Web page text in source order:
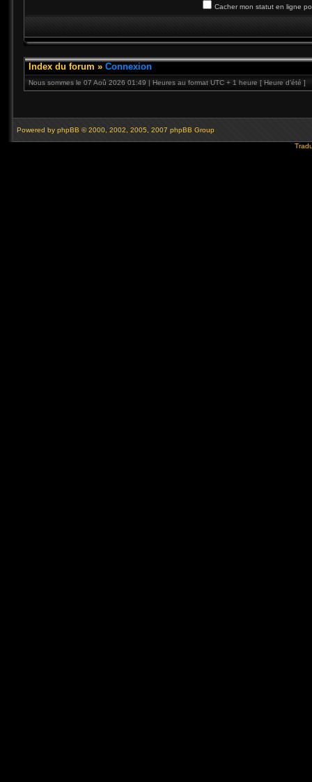
Cacher mon statut en ligne
Index du forum » Connexion
Nous sommes le 07 Aoû 2026 01:49 | Heures au format UTC + 1 heure [ Heure d’été ]
Powered by phpBB © 2000, 2002, 2005, 2007 phpBB Group